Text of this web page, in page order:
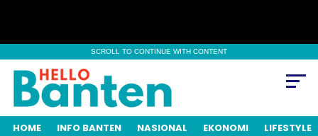
SCROLL TO CONTINUE WITH CONTENT
HOME INFO BANTEN NASIONAL EKONOMI LIFESTYLE